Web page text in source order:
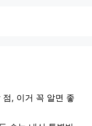
, 이거 꼭 알면 좋